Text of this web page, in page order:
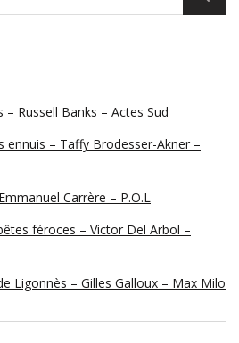
Russell Banks – Actes Sud
ennuis – Taffy Brodesser-Akner –
Carrère – P.O.L
féroces – Victor Del Arbol –
Ligonnès – Gilles Galloux – Max Milo